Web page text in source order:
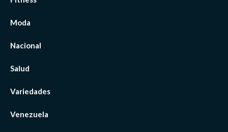
Moda
Nacional
Salud
Variedades
Venezuela